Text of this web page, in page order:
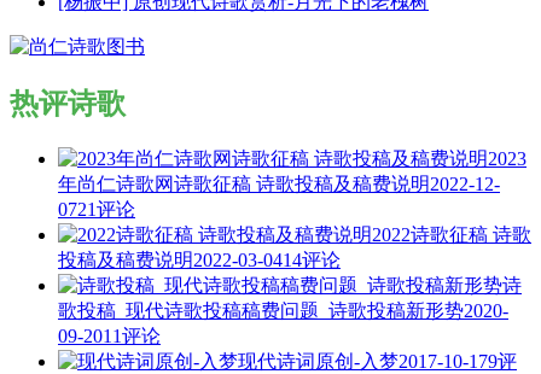
热评诗歌
2023
年尚仁诗歌网诗歌征稿 诗歌投稿及稿费说明2022-12-
0721评论
2022诗歌征稿 诗歌
投稿及稿费说明2022-03-0414评论
诗
歌投稿_现代诗歌投稿稿费问题_诗歌投稿新形势2020-
09-2011评论
现代诗词原创-入梦2017-10-179评